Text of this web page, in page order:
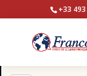
+33